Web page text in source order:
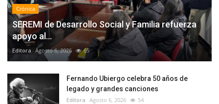
Crónica
SEREMI de Desarrollo Social y Familia refuerza
apoyo al...
Editora Agosto 6, 2026 65
Fernando Ubiergo celebra 50 años de
legado y grandes canciones
Editora Agosto 6, 2026 54